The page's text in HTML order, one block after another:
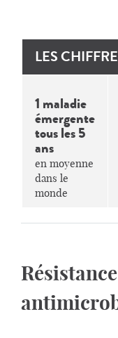
LES
1 maladie
émergente
tous les 5
ans
en moyenne
dans le
monde